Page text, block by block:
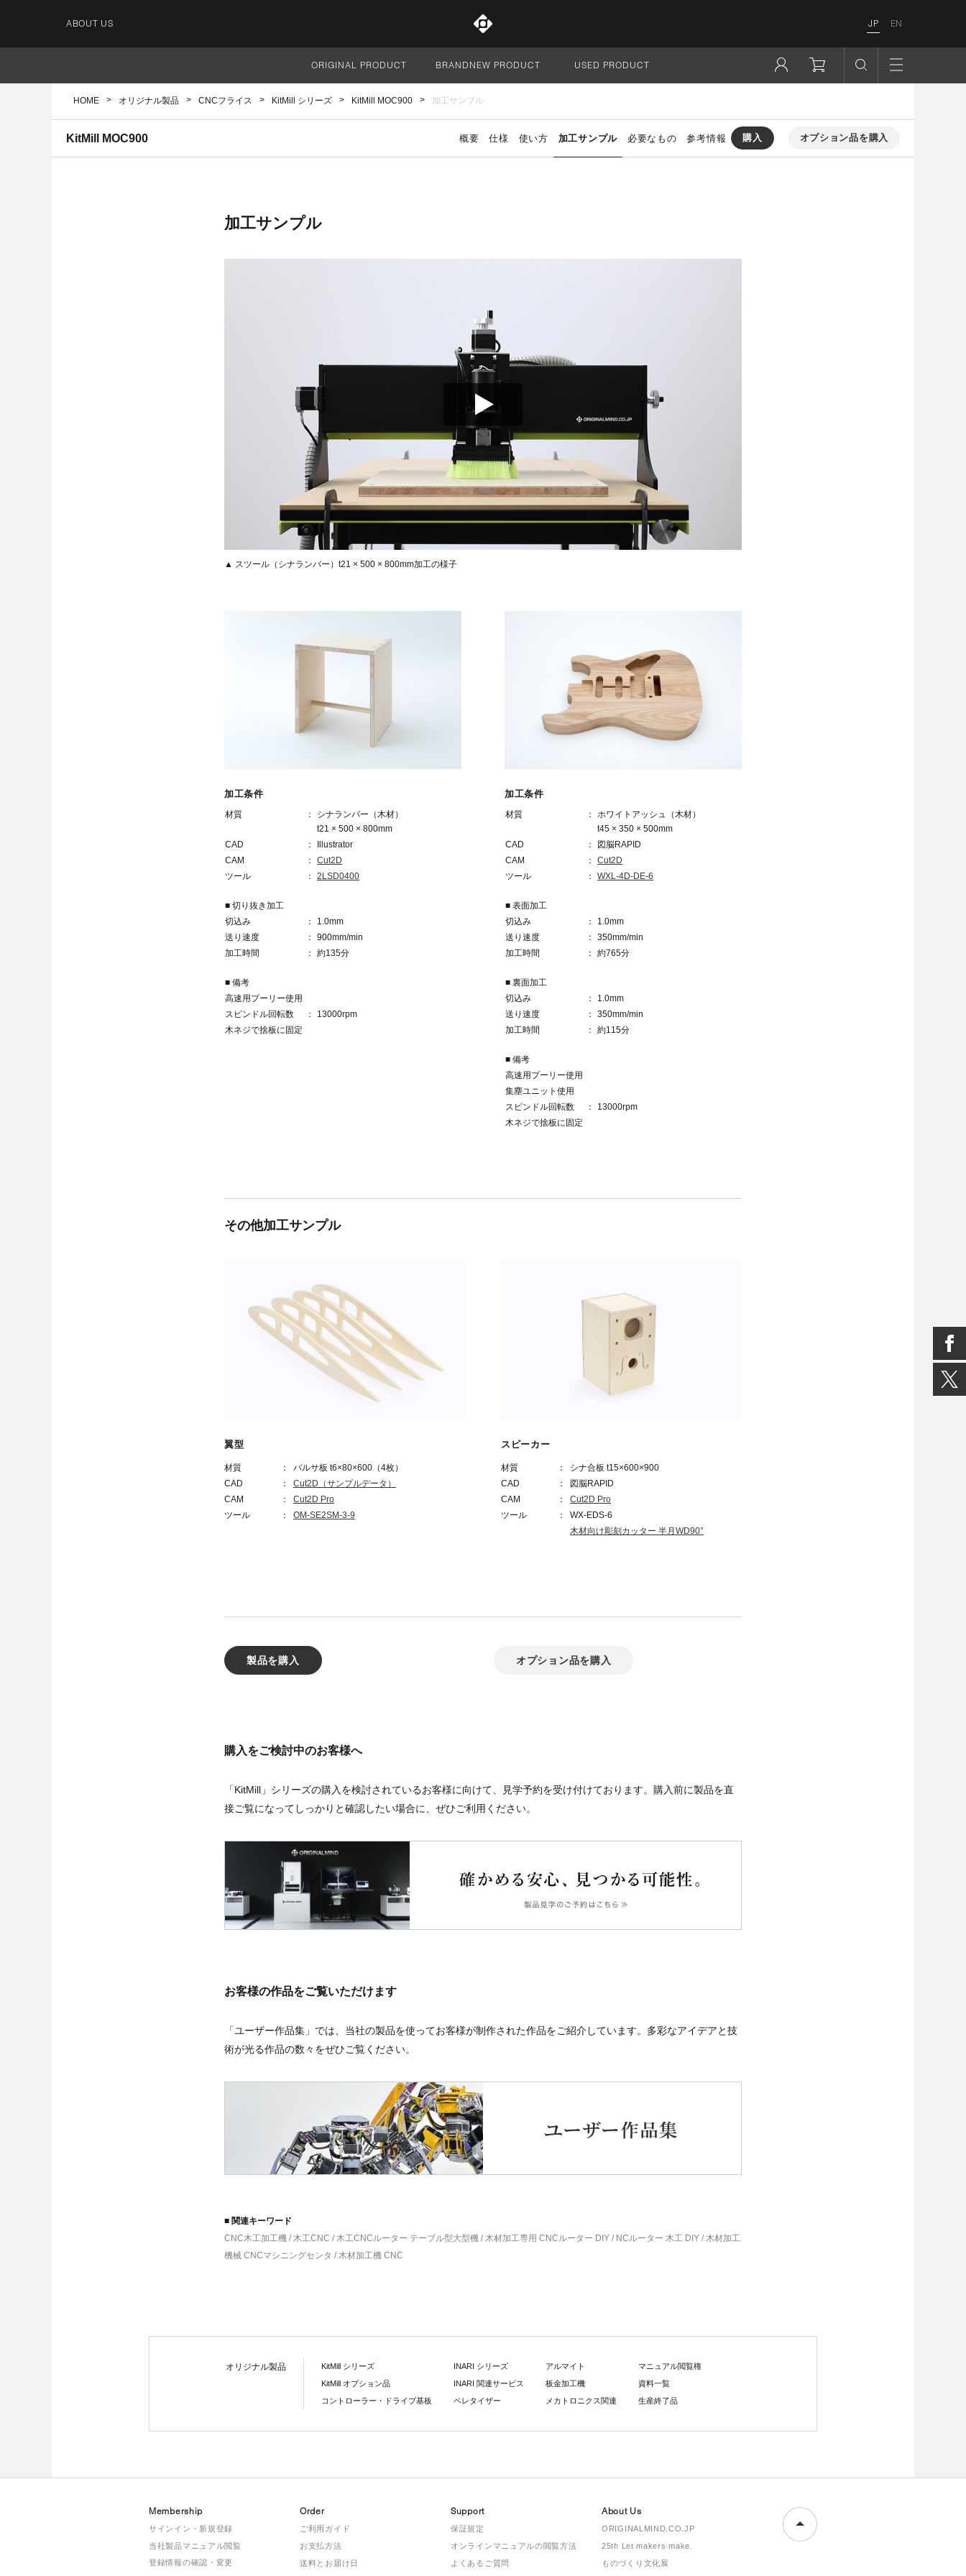
ABOUT US JP EN
サイト全体
ORIGINAL PRODUCT BRANDNEW PRODUCT USED PRODUCT
HOME オリジナル製品 CNCフライス KitMill シリーズ KitMill MOC900 加工サンプル
KitMill MOC900 概要 仕様 使い方 加工サンプル 必要なもの 参考情報 購入 オプション品を購入
加工サンプル
▲ スツール（シナランバー）t21 × 500 × 800mm加工の様子
加工条件
材質
シナランバー（木材）
t21 × 500 × 800mm
CAD
Illustrator
CAM
Cut2D
ツール
2LSD0400
■ 切り抜き加工
切込み
1.0mm
送り速度
900mm/min
加工時間
約135分
■ 備考
高速用プーリー使用
スピンドル回転数
13000rpm
木ネジで捨板に固定
加工条件
材質
ホワイトアッシュ（木材）
t45 × 350 × 500mm
CAD
図脳RAPID
CAM
Cut2D
ツール
WXL-4D-DE-6
■ 表面加工
切込み
1.0mm
送り速度
350mm/min
加工時間
約765分
■ 裏面加工
切込み
1.0mm
送り速度
350mm/min
加工時間
約115分
■ 備考
高速用プーリー使用
集塵ユニット使用
スピンドル回転数
13000rpm
木ネジで捨板に固定
その他加工サンプル
翼型
材質 ：
バルサ板 t6×80×600（4枚）
CAD
：
Cut2D（サンプルデータ）
CAM
：
Cut2D Pro
ツール
： OM-SE2SM-3-9
スピーカー
材質 ：
シナ合板 t15×600×900
CAD
：
図脳RAPID
CAM
：
Cut2D Pro
ツール
：
WX-EDS-6
木材向け彫刻カッター 半月WD90°
製品を購入 オプション品を購入
購入をご検討中のお客様へ
「KitMill」シリーズの購入を検討されているお客様に向けて、見学予約を受け付けております。購入前に製品を直
接ご覧になってしっかりと確認したい場合に、ぜひご利用ください。
お客様の作品をご覧いただけます
「ユーザー作品集」では、当社の製品を使ってお客様が制作された作品をご紹介しています。多彩なアイデアと技
術が光る作品の数々をぜひご覧ください。
■ 関連キーワード
CNC木工加工機 / 木工CNC / 木工CNCルーター テーブル型大型機 / 木材加工専用 CNCルーター DIY / NCルーター 木工 DIY / 木材加工
機械 CNCマシニングセンタ / 木材加工機 CNC
オリジナル製品
KitMill シリーズ
KitMill オプション品
コントローラー・ドライブ基板
INARI シリーズ
INARI 関連サービス
ペレタイザー
アルマイト
板金加工機
メカトロニクス関連
マニュアル閲覧権
資料一覧
生産終了品
Membership
サインイン・新規登録
当社製品マニュアル閲覧
登録情報の確認・変更
Order
ご利用ガイド
お支払方法
送料とお届け日
Support
保証規定
オンラインマニュアルの閲覧方法
よくあるご質問
About Us
ORIGINALMIND.CO.JP
25th Let makers make.
ものづくり文化展